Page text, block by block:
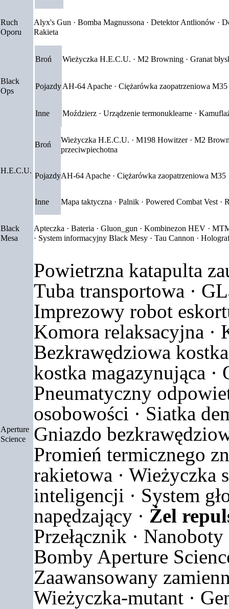
Ruch
Oporu
Alyx's Gun · Bomba Magnussona · Detektor Antlionów ·
Rakieta
Black
Ops
Broń Wieżyczka H.E.C.U. · M2 Browning · Granat
PojazdyAH-64 Apache · Ciężarówka zaopatrzeniowa M35
Inne Moździerz · Urządzenie termonuklearne ·
H.E.C.U.
Broń
Wieżyczka H.E.C.U. · M198 Howitzer· M2
przeciwpiechotna
PojazdyAH-64 Apache · Ciężarówka zaopatrzeniowa M35
Inne Mapa taktyczna · Palnik · Powered Combat Vest ·
Black
Mesa
Apteczka · Bateria · Gluon_gun · Kombinezon HEV ·
· System informacyjny Black Mesy · Tau Cannon ·
Aperture
Science
Powietrzna katapulta
Tuba transportowa ·
Imprezowy robot
Komora relaksacyjna ·
Bezkrawędziowa
kostka magazynująca ·
Pneumatyczny
osobowości · Siatka
Gniazdo
Promień termicznego
rakietowa · Wieżyczka
inteligencji · System
napędzający · Żel
Przełącznik · Nanoboty
Bomby Aperture
Zaawansowany
Wieżyczka-mutant ·